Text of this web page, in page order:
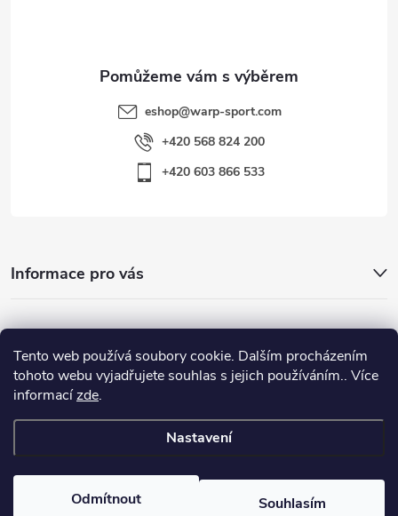
Tento web používá soubory cookie. Dalším procházením
tohoto webu vyjadřujete souhlas s jejich používáním.. Více
informacízde.
Nastavení
Odmítnout Souhlasím
eshop@warp-sport.com
+420 568 824 200
+420 603 866 533
Informace pro vás
Nejhledanější
Důležité odkazy
Warp-Sport.com. Všechna práva vyhrazena.